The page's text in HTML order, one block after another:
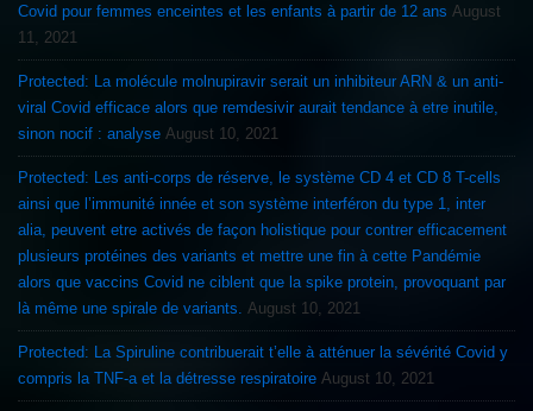
Covid pour femmes enceintes et les enfants à partir de 12 ans August
11, 2021
Protected: La molécule molnupiravir serait un inhibiteur ARN & un anti-
viral Covid efficace alors que remdesivir aurait tendance à etre inutile,
sinon nocif : analyse August 10, 2021
Protected: Les anti-corps de réserve, le système CD 4 et CD 8 T-cells
ainsi que l’immunité innée et son système interféron du type 1, inter
alia, peuvent etre activés de façon holistique pour contrer efficacement
plusieurs protéines des variants et mettre une fin à cette Pandémie
alors que vaccins Covid ne ciblent que la spike protein, provoquant par
là même une spirale de variants.
August 10, 2021
Protected: La Spiruline contribuerait t’elle à atténuer la sévérité Covid y
compris la TNF-a et la détresse respiratoire August 10, 2021